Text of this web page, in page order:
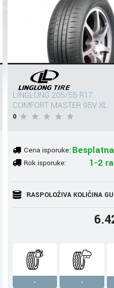
LINGLONG 205/55 R17
COMFORT MASTER 95V XL
0
Cena isporuke:
Rok isporuke: 1-2
RASPOLOŽIVA KOLIČINA
-
-